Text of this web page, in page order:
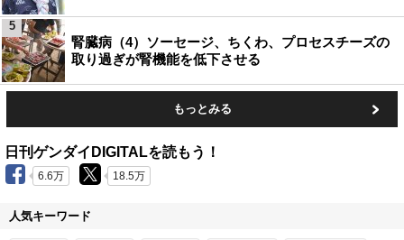
腎臓病（4）ソーセージ、ちくわ、プロセスチーズの
取り過ぎが腎機能を低下させる
5
もっとみる
日刊ゲンダイDIGITALを読もう！
6.6万 18.5万
人気キーワード